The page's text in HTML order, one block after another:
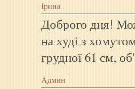
Ірина
Доброго дня!
на худі з
грудної 61 см,
Админ